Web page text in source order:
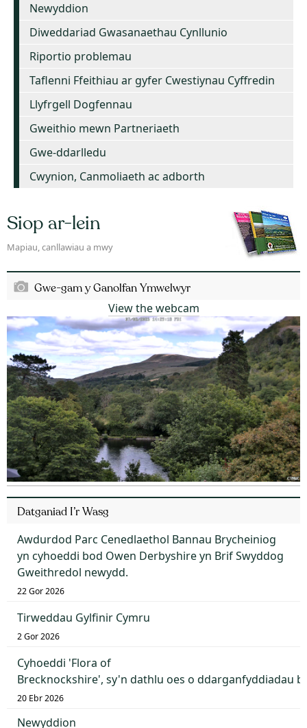
Newyddion
Diweddariad Gwasanaethau Cynllunio
Riportio problemau
Taflenni Ffeithiau ar gyfer Cwestiynau Cyffredin
Llyfrgell Dogfennau
Gweithio mewn Partneriaeth
Gwe-ddarlledu
Cwynion, Canmoliaeth ac adborth
Siop ar-lein
Mapiau, canllawiau a mwy
Gwe-gam y Ganolfan Ymwelwyr
View the webcam
Datganiad I’r Wasg
Awdurdod Parc Cenedlaethol Bannau Brycheiniog
yn cyhoeddi bod Owen Derbyshire yn Brif Swyddog
Gweithredol newydd.
22 Gor 2026
Tirweddau Gylfinir Cymru
2 Gor 2026
Cyhoeddi 'Flora of
Brecknockshire', sy'n dathlu oes o ddarganfyddiadau
20 Ebr 2026
Newyddion